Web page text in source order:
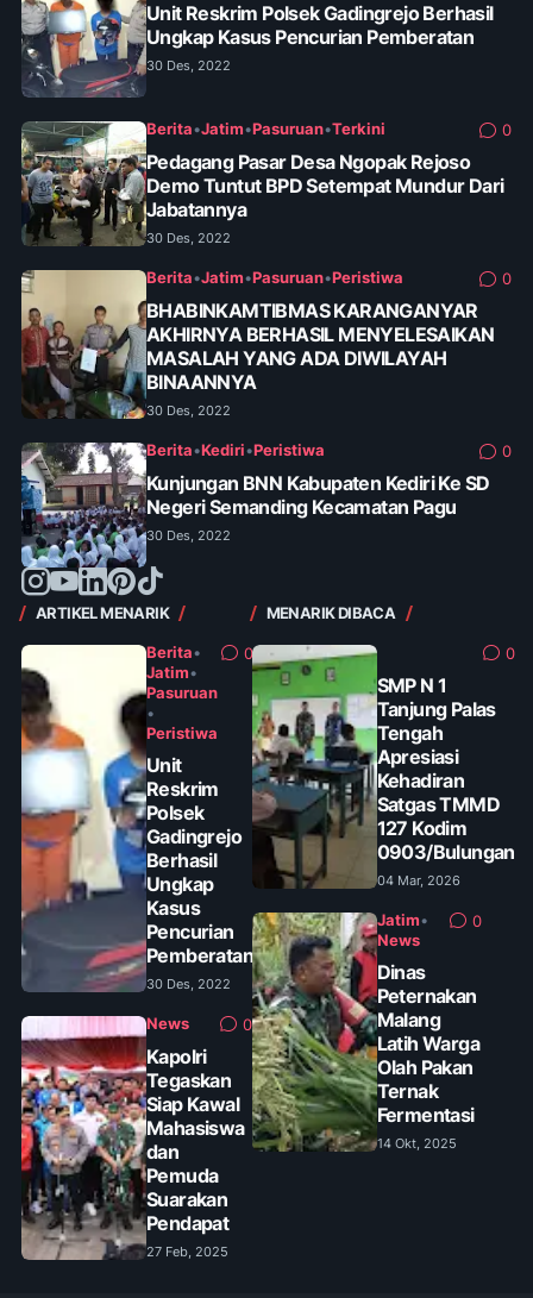
Unit Reskrim Polsek Gadingrejo Berhasil
Ungkap Kasus Pencurian Pemberatan
30 Des, 2022
Berita•Jatim•Pasuruan•Terkini 0
Pedagang Pasar Desa Ngopak Rejoso
Demo Tuntut BPD Setempat Mundur Dari
Jabatannya
30 Des, 2022
Berita•Jatim•Pasuruan•Peristiwa 0
BHABINKAMTIBMAS KARANGANYAR
AKHIRNYA BERHASIL MENYELESAIKAN
MASALAH YANG ADA DIWILAYAH
BINAANNYA
30 Des, 2022
Berita•Kediri•Peristiwa 0
Kunjungan BNN Kabupaten Kediri Ke SD
Negeri Semanding Kecamatan Pagu
30 Des, 2022
ARTIKEL MENARIK
Berita•
Jatim•
Pasuruan
•
Peristiwa
0
Unit
Reskrim
Polsek
Gadingrejo
Berhasil
Ungkap
Kasus
Pencurian
Pemberatan
30 Des, 2022
News 0
Kapolri
Tegaskan
Siap Kawal
Mahasiswa
dan
Pemuda
Suarakan
Pendapat
27 Feb, 2025
MENARIK DIBACA
0
SMP N 1
Tanjung Palas
Tengah
Apresiasi
Kehadiran
Satgas TMMD
127 Kodim
0903/Bulungan
04 Mar, 2026
Jatim•
News
0
Dinas
Peternakan
Malang
Latih Warga
Olah Pakan
Ternak
Fermentasi
14 Okt, 2025